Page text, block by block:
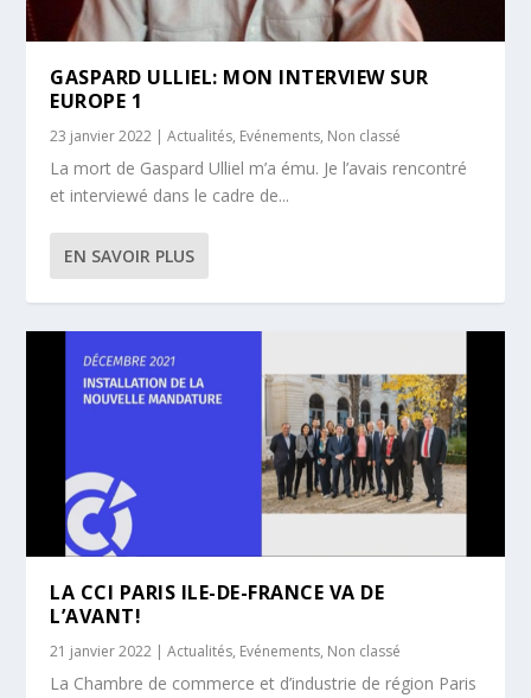
GASPARD ULLIEL: MON INTERVIEW SUR
EUROPE 1
23 janvier 2022 |Actualités, Evénements, Non classé
La mort de Gaspard Ulliel m’a ému. Je l’avais rencontré
et interviewé dans le cadre de...
EN SAVOIR PLUS
LA CCI PARIS ILE-DE-FRANCE VA DE
L’AVANT!
21 janvier 2022 |Actualités, Evénements, Non classé
La Chambre de commerce et d’industrie de région Paris